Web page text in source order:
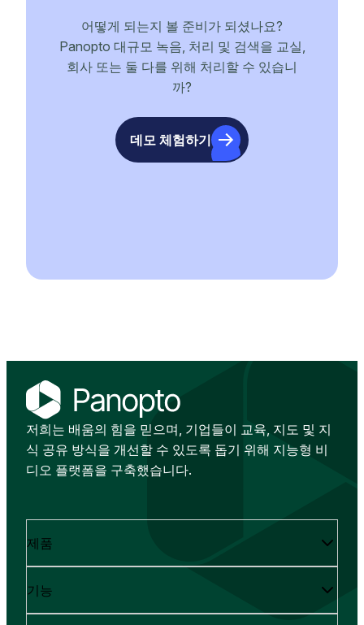
어떻게 되는지 볼 준비가 되셨나요?
Panopto 대규모 녹음, 처리 및 검색을 교실,
회사 또는 둘 다를 위해 처리할 수 있습니
까?
데모 체험하기
저희는 배움의 힘을 믿으며, 기업들이 교육, 지도 및 지
식 공유 방식을 개선할 수 있도록 돕기 위해 지능형 비
디오 플랫폼을 구축했습니다.
제품
기능